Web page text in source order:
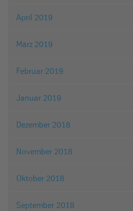
April 2019
März 2019
Februar 2019
Januar 2019
Dezember 2018
November 2018
Oktober 2018
September 2018